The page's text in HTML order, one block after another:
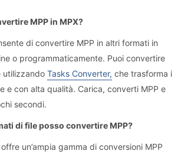
MPP in MPX?
di convertire MPP in altri formati in
o programmaticamente. Puoi convertire
utilizzando Tasks Converter, che trasforma i
e con alta qualità. Carica, converti MPP e
secondi.
di file posso convertire MPP?
offre un’ampia gamma di conversioni MPP